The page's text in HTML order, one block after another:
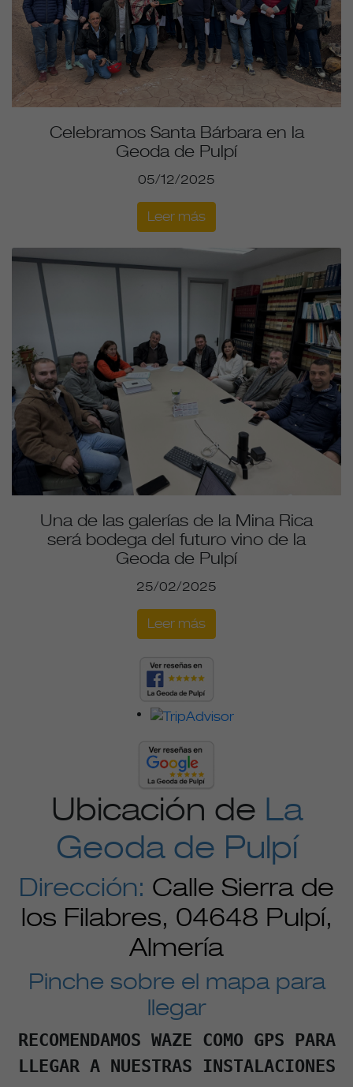
Celebramos Santa Bárbara en la
Geoda de Pulpí
05/12/2025
Leer más
Una de las galerías de la Mina Rica
será bodega del futuro vino de la
Geoda de Pulpí
25/02/2025
Leer más
Ubicación de La
Geoda de Pulpí
Dirección: Calle Sierra de
los Filabres, 04648 Pulpí,
Almería
Pinche sobre el mapa para
llegar
RECOMENDAMOS WAZE COMO GPS PARA
LLEGAR A NUESTRAS INSTALACIONES